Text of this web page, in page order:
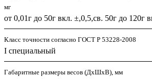
мг
от 0,01г до 50г вкл. ±,0,5,св. 50г до 120г
Класс точности согласно ГОСТ Р 53228-2008
I специальный
Габаритные размеры весов (ДхШхВ), мм